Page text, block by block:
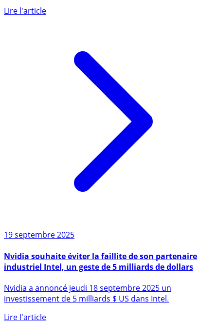
Lire l'article
19 septembre 2025
Nvidia souhaite éviter la faillite de son partenaire
industriel Intel, un geste de 5 milliards de dollars
Nvidia a annoncé jeudi 18 septembre 2025 un
investissement de 5 milliards $ US dans Intel.
Lire l'article